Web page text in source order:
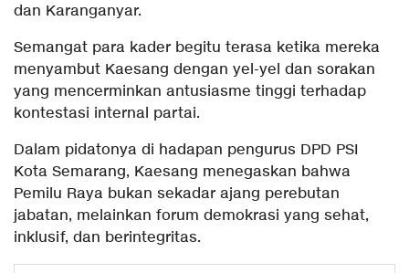
dan Karanganyar.
Semangat para kader begitu terasa ketika mereka
menyambut Kaesang dengan yel-yel dan sorakan
yang mencerminkan antusiasme tinggi terhadap
kontestasi internal partai.
Dalam pidatonya di hadapan pengurus DPD PSI
Kota Semarang, Kaesang menegaskan bahwa
Pemilu Raya bukan sekadar ajang perebutan
jabatan, melainkan forum demokrasi yang sehat,
inklusif, dan berintegritas.